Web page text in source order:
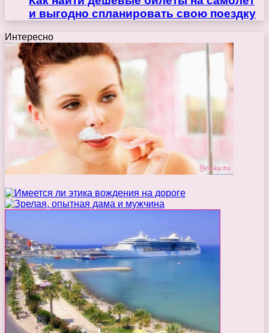
и выгодно спланировать свою поездку
Интересно